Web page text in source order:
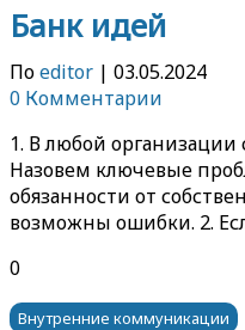
Банк идей
Поeditor | 03.05.2024
0 Комментарии
1. В любой
Назовем ключевые
обязанности от
возможны ошибки. 2.
0
Внутренние коммуникации